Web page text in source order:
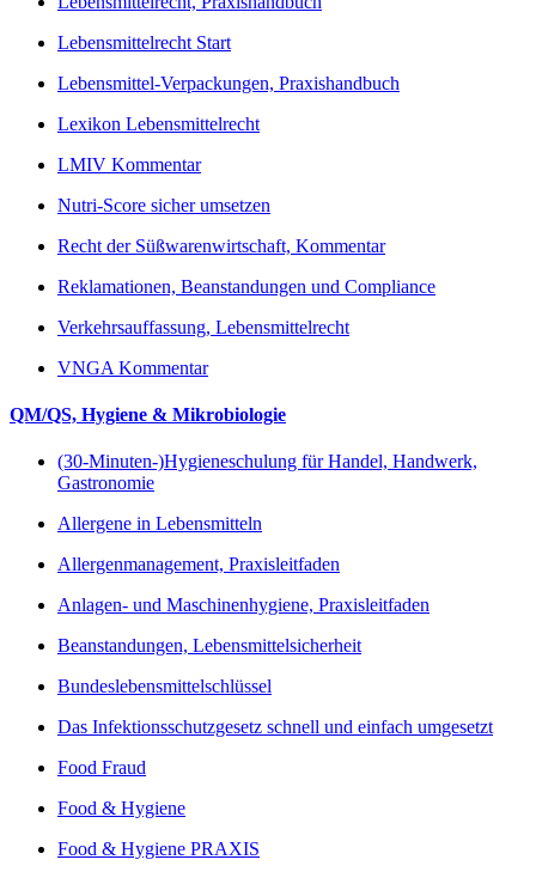
Lebensmittelrecht Start
Lebensmittel-Verpackungen, Praxishandbuch
Lexikon Lebensmittelrecht
LMIV Kommentar
Nutri-Score sicher umsetzen
Recht der Süßwarenwirtschaft, Kommentar
Reklamationen, Beanstandungen und Compliance
Verkehrsauffassung, Lebensmittelrecht
VNGA Kommentar
QM/QS, Hygiene & Mikrobiologie
(30-Minuten-)Hygieneschulung für Handel, Handwerk,
Gastronomie
Allergene in Lebensmitteln
Allergenmanagement, Praxisleitfaden
Anlagen- und Maschinenhygiene, Praxisleitfaden
Beanstandungen, Lebensmittelsicherheit
Bundeslebensmittelschlüssel
Das Infektionsschutzgesetz schnell und einfach umgesetzt
Food Fraud
Food & Hygiene
Food & Hygiene PRAXIS